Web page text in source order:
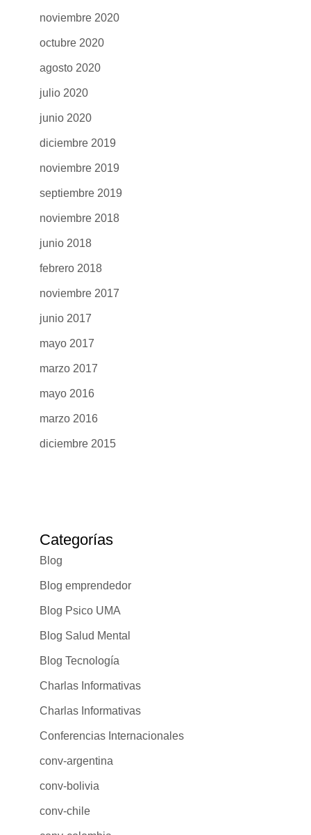
noviembre 2020
octubre 2020
agosto 2020
julio 2020
junio 2020
diciembre 2019
noviembre 2019
septiembre 2019
noviembre 2018
junio 2018
febrero 2018
noviembre 2017
junio 2017
mayo 2017
marzo 2017
mayo 2016
marzo 2016
diciembre 2015
Categorías
Blog
Blog emprendedor
Blog Psico UMA
Blog Salud Mental
Blog Tecnología
Charlas Informativas
Charlas Informativas
Conferencias Internacionales
conv-argentina
conv-bolivia
conv-chile